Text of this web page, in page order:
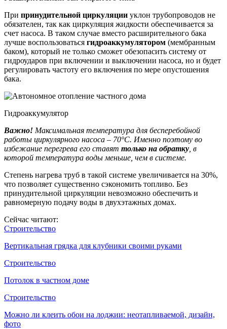
При принудительной циркуляции уклон трубопроводов не
обязателен, так как циркуляция жидкости обеспечивается за
счет насоса. В таком случае вместо расширительного бака
лучше воспользоваться гидроаккумулятором (мембранным
баком), который не только сможет обезопасить систему от
гидроударов при включении и выключении насоса, но и будет
регулировать частоту его включения по мере опустошения
бака.
Гидроаккумулятор
Важно! Максимальная температура для бесперебойной
работы циркулярного насоса – 70°С. Именно поэтому во
избежание перегрева его ставят только на обратку , в
которой температура воды меньше, чем в системе.
Степень нагрева труб в такой системе увеличивается на 30%,
что позволяет существенно сэкономить топливо. Без
принудительной циркуляции невозможно обеспечить и
равномерную подачу воды в двухэтажных домах.
Сейчас читают:
Строительство
Вертикальная грядка для клубники своими руками
Строительство
Потолок в частном доме
Строительство
Можно ли клеить обои на лоджии: неотапливаемой, дизайн,
фото